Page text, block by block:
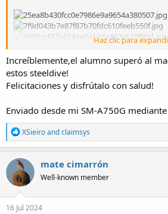
Enviado desde mi SM-S926B mediante
Haz clic para
Increíblemente,el alumno superó al
estos steeldive!
Felicitaciones y disfrútalo con salud!
Enviado desde mi SM-A750G
R
e
a
c
t
i
o
n
s
XSieiroandclaimsys
mate cimarrón
Well-known member
16 Jul 2024